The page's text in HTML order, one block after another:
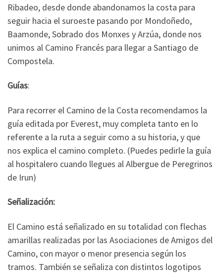
Ribadeo, desde donde abandonamos la costa para
seguir hacia el suroeste pasando por Mondoñedo,
Baamonde, Sobrado dos Monxes y Arzúa, donde nos
unimos al Camino Francés para llegar a Santiago de
Compostela.
Guías:
Para recorrer el Camino de la Costa recomendamos la
guía editada por Everest, muy completa tanto en lo
referente a la ruta a seguir como a su historia, y que
nos explica el camino completo. (Puedes pedirle la guía
al hospitalero cuando llegues al Albergue de Peregrinos
de Irun)
Señalización:
El Camino está señalizado en su totalidad con flechas
amarillas realizadas por las Asociaciones de Amigos del
Camino, con mayor o menor presencia según los
tramos. También se señaliza con distintos logotipos